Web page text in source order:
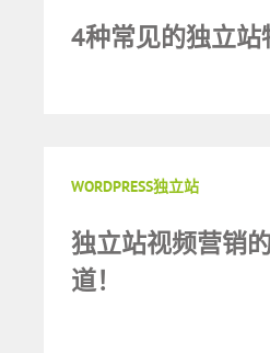
4种常见的独立站
WORDPRESS独立站
独立站视频营销
道！